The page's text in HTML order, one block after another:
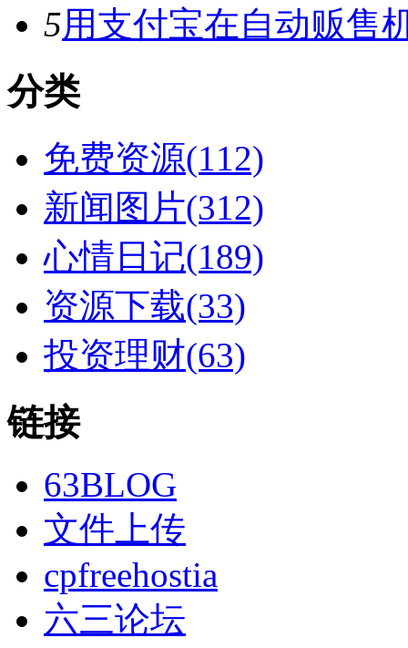
5用支付宝在自动贩售
分类
免费资源(112)
新闻图片(312)
心情日记(189)
资源下载(33)
投资理财(63)
链接
63BLOG
文件上传
cpfreehostia
六三论坛